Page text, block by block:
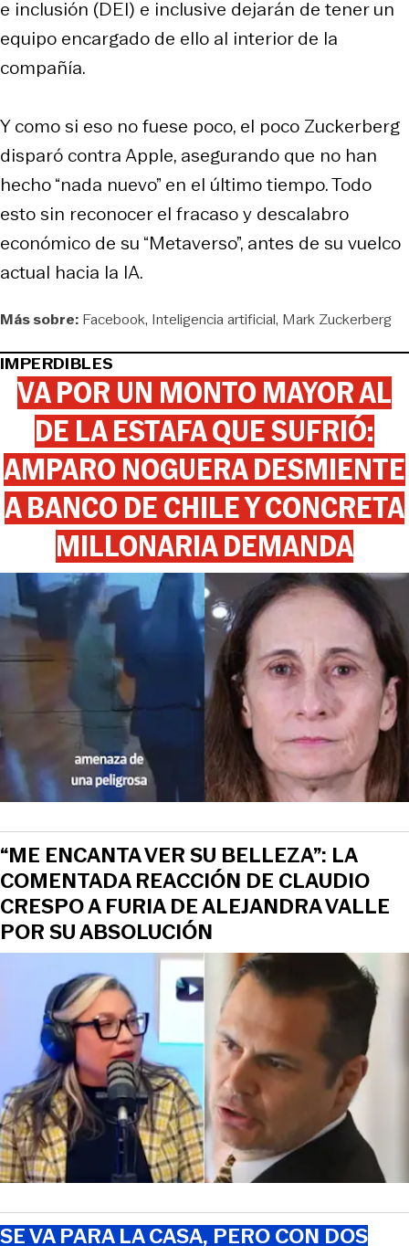
e inclusión (DEI) e inclusive dejarán de tener un
equipo encargado de ello al interior de la
compañía.
Y como si eso no fuese poco, el poco Zuckerberg
disparó contra Apple, asegurando que no han
hecho “nada nuevo” en el último tiempo. Todo
esto sin reconocer el fracaso y descalabro
económico de su “Metaverso”, antes de su vuelco
actual hacia la IA.
Más sobre: Facebook Inteligencia artificial Mark Zuckerberg
IMPERDIBLES
VA POR UN MONTO MAYOR AL
DE LA ESTAFA QUE SUFRIÓ:
AMPARO NOGUERA DESMIENTE
A BANCO DE CHILE Y CONCRETA
MILLONARIA DEMANDA
“ME ENCANTA VER SU BELLEZA”: LA
COMENTADA REACCIÓN DE CLAUDIO
CRESPO A FURIA DE ALEJANDRA VALLE
POR SU ABSOLUCIÓN
SE VA PARA LA CASA, PERO CON DOS